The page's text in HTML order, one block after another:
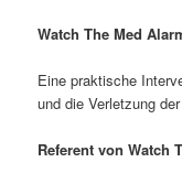
Watch The Med
Eine praktische
und die Verletzung
Referent von Watch